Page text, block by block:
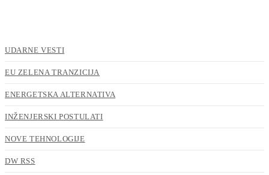
UDARNE VESTI
EU ZELENA TRANZICIJA
ENERGETSKA ALTERNATIVA
INŽENJERSKI POSTULATI
NOVE TEHNOLOGIJE
DW RSS